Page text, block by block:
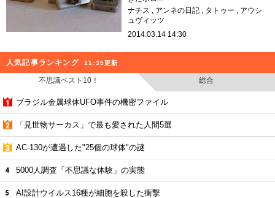
ナチス
アンネの日記 タトゥー
アウシ
ュヴィッツ
2014.03.14 14:30
人気記事ランキング 11:35更新
不思議ベスト10！ 総合
ブラジル金属球体UFO事件の機密ファイル
「見世物サーカス」で最も愛された人間5選
AC-130が遭遇した"25個の球体"の謎
5000人調査「不思議な体験」の実態
AI設計ウイルス16種が細胞を殺した衝撃